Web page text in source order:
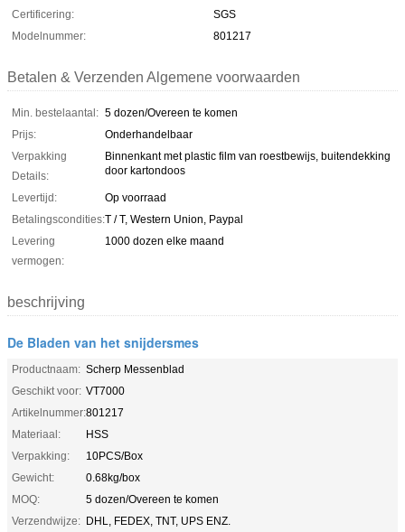
Certificering:
SGS
Modelnummer:
801217
Betalen & Verzenden Algemene voorwaarden
Min. bestelaantal: 5 dozen/Overeen te komen
Prijs:
Onderhandelbaar
Verpakking
Details:
Binnenkant met plastic film van roestbewijs, buitendekking
door kartondoos
Levertijd:
Op voorraad
Betalingscondities:T / T, Western Union, Paypal
Levering
vermogen:
1000 dozen elke maand
beschrijving
De Bladen van het snijdersmes
Productnaam: Scherp Messenblad
Geschikt voor: VT7000
Artikelnummer:801217
Materiaal:
HSS
Verpakking:
10PCS/Box
Gewicht:
0.68kg/box
MOQ:
5 dozen/Overeen te komen
Verzendwijze: DHL, FEDEX, TNT, UPS ENZ.